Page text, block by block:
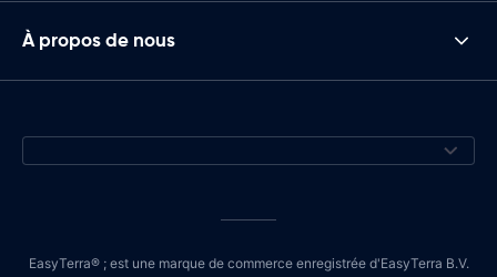
À propos de nous
EasyTerra® ; est une marque de commerce enregistrée d'EasyTerra B.V.